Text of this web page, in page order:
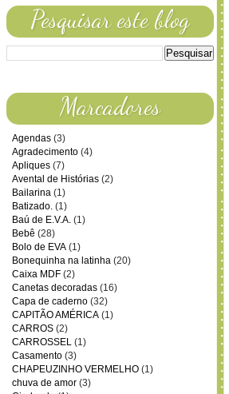
Pesquisar este blog
Marcadores
Agendas (3)
Agradecimento (4)
Apliques (7)
Avental de Histórias (2)
Bailarina (1)
Batizado. (1)
Baú de E.V.A. (1)
Bebê (28)
Bolo de EVA (1)
Bonequinha na latinha (20)
Caixa MDF (2)
Canetas decoradas (16)
Capa de caderno (32)
CAPITÃO AMÉRICA (1)
CARROS (2)
CARROSSEL (1)
Casamento (3)
CHAPEUZINHO VERMELHO (1)
chuva de amor (3)